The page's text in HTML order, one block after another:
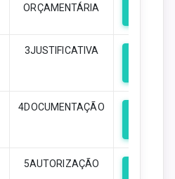
ORÇAMENTÁRIA
3JUSTIFICATIVA
4DOCUMENTAÇÃO
5AUTORIZAÇÃO